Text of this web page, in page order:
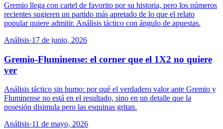
Gremio llega con cartel de favorito por su historia, pero los números
recientes sugieren un partido más apretado de lo que el relato
popular quiere admitir. Análisis táctico con ángulo de apuestas.
Análisis·17 de junio, 2026
Gremio-Fluminense: el corner que el 1X2 no quiere
ver
Análisis táctico sin humo: por qué el verdadero valor ante Gremio y
Fluminense no está en el resultado, sino en un detalle que la
posesión disimula pero las esquinas gritan.
Análisis·11 de mayo, 2026